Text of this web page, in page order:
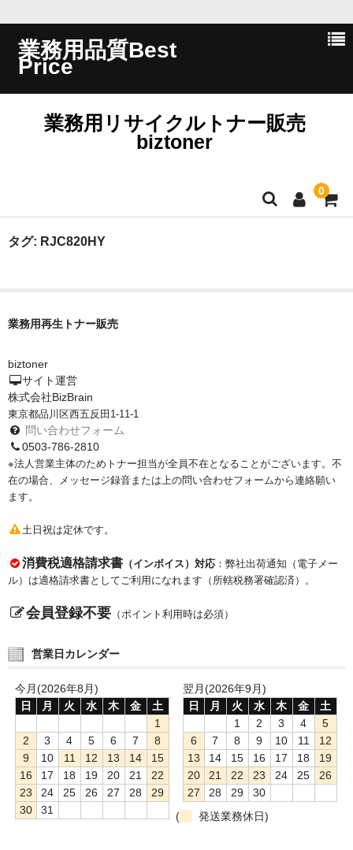
業務用品質Best
Price
業務用リサイクルトナー販売
biztoner
0
ホーム
PrivacyPolicy
特定商取引法に基づく表示
よくある質問
保証受付中
トナー・ドラム交換・修理
プリンタ補償
貴社都合返品
動画で分かる
トナー再生の流れ
もっと安い販売店があります。何が違うのですか？
リサイクルトナーで経費削減
リサイクルトナーの評価
タグ: RJC820HY
業務用再生トナー販売
biztoner
サイト運営
株式会社BizBrain
東京都品川区西五反田1-11-1
問い合わせフォーム
0503-786-2810
※法人営業主体のためトナー担当が全員不在となることがございます。不
在の場合、メッセージ録音または上の問い合わせフォームから連絡願い
ます。
土日祝は定休です。
消費税適格請求書 （インボイス）対応 ：弊社出荷通知（電子メー
ル）は適格請求書としてご利用になれます（所轄税務署確認済）。
会員登録不要 （ポイント利用時は必須）
営業日カレンダー
今月(2026年8月)
日
月 火 水 木 金
土
1
2
3 4 5 6 7
8
9
10 11 12 13 14
15
16
17 18 19 20 21
22
23
24 25 26 27 28
29
30
31
翌月(2026年9月)
日
月 火 水 木 金
土
1
2 3 4
5
6
7 8 9 10 11
12
13
14 15 16 17 18
19
20
21 22 23 24 25
26
27
28 29
30
(
発送業務休日)